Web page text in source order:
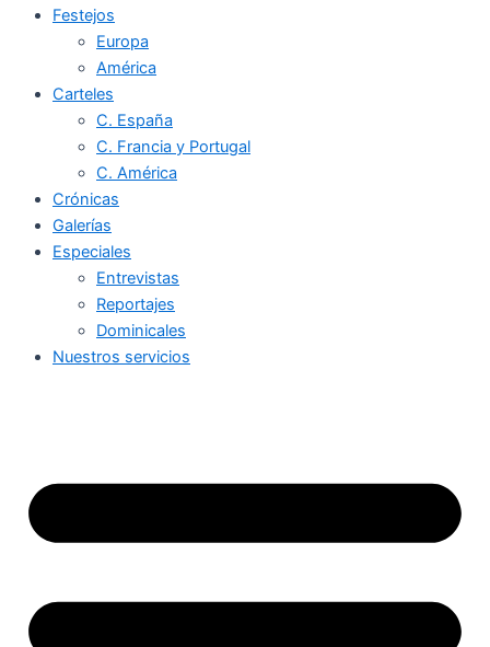
Festejos
Europa
América
Carteles
C. España
C. Francia y Portugal
C. América
Crónicas
Galerías
Especiales
Entrevistas
Reportajes
Dominicales
Nuestros servicios